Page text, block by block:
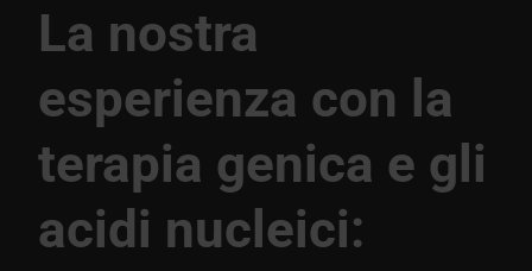
La nostra
esperienza con la
terapia genica e gli
acidi nucleici: